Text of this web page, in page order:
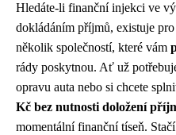
Hledáte-li finanční injekci ve
dokládáním příjmů, existuje
několik společností, které vám
rády poskytnou. Ať už
opravu auta nebo si chcete
Kč bez nutnosti doložení
momentální finanční tíseň.